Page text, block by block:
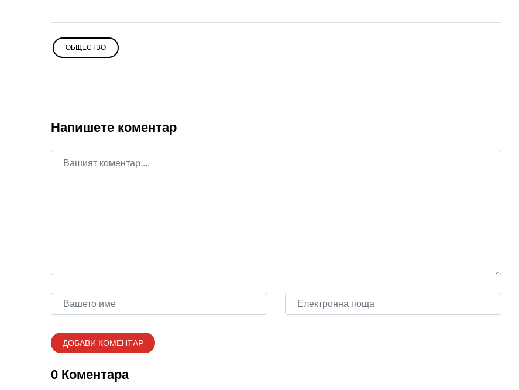
ОБЩЕСТВО
Напишете коментар
0 Коментара